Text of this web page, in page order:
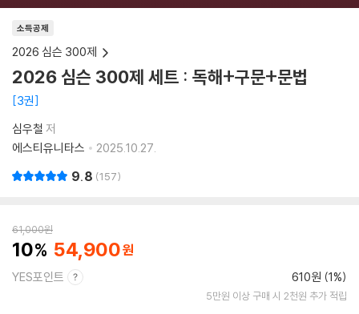
소득공제
2026 심슨 300제
2026 심슨 300제 세트 : 독해+구문+문법
3권
심우철 저
에스티유니타스
2025.10.27.
9.8 157
61,000원
10 54,900
YES포인트 610원 (1%)
5만원 이상 구매 시 2천원 추가 적립